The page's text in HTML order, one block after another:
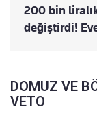
200 bin
değiştirdi!
DOMUZ VE
VETO